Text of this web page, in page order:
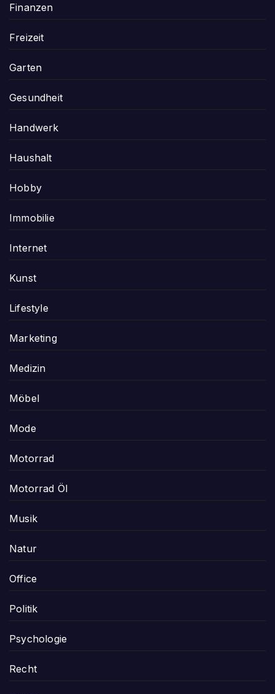
Finanzen
Freizeit
Garten
Gesundheit
Handwerk
Haushalt
Hobby
Immobilie
Internet
Kunst
Lifestyle
Marketing
Medizin
Möbel
Mode
Motorrad
Motorrad Öl
Musik
Natur
Office
Politik
Psychologie
Recht